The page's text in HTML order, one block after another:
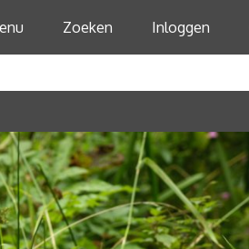
Zoeken Inloggen